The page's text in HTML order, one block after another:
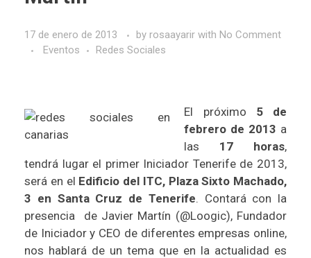
17 de enero de 2013 by rosaayarir with No Comment
Eventos
Redes Sociales
El próximo 5 de
febrero de 2013 a
las 17 horas,
tendrá lugar el primer Iniciador Tenerifede 2013,
será en el Edificio del ITC, Plaza Sixto Machado,
3 en Santa Cruz de Tenerife. Contará con la
presencia de Javier Martín (@Loogic), Fundador
de Iniciadory CEO de diferentes empresas online,
nos hablará de un tema que en la actualidad es